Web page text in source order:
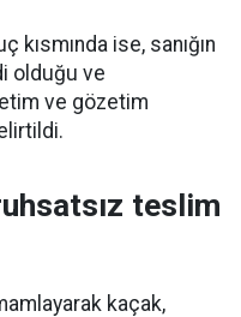
kısmında ise, sanığın
olduğu ve
ve gözetim
teslim
kaçak,